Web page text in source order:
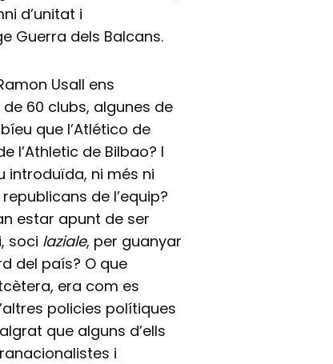
d’unitat i
Guerra dels Balcans.
Usall ens
60 clubs, algunes de
que l’Atlético de
l’Athletic de Bilbao? I
introduïda, ni més ni
de l’equip?
estar apunt de ser
soci laziale, per guanyar
del país? O que
era com es
policies polítiques
que alguns d’ells
i